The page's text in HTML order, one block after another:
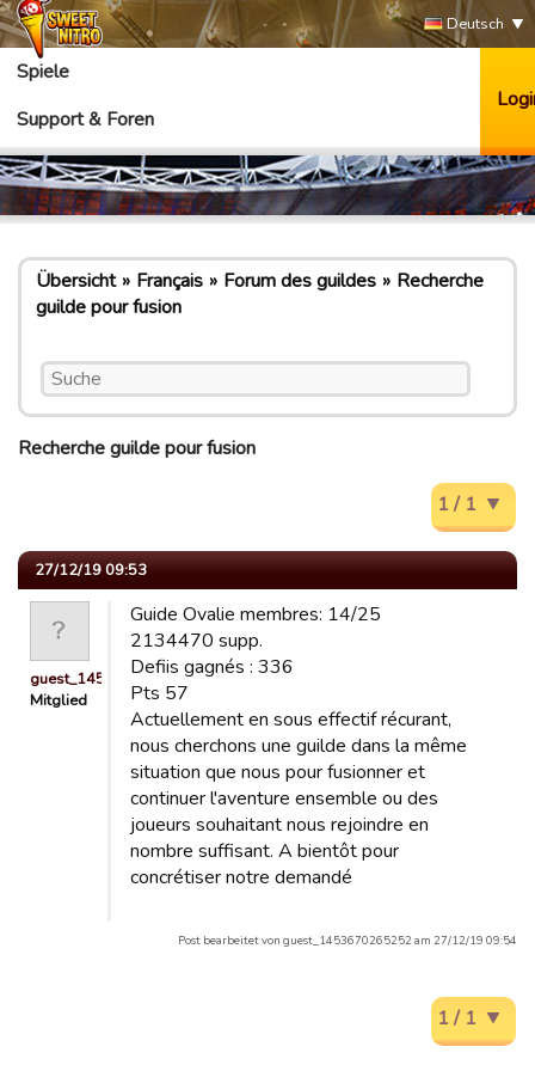
Deutsch
Spiele
Support & Foren
Übersicht Français Forum des guildes
Recherche
guilde pour fusion
Recherche guilde pour fusion
1 / 1
27/12/19 09:53
guest_1453670265252
Mitglied
Guide Ovalie membres: 14/25
2134470 supp.
Defiis gagnés : 336
Pts 57
Actuellement en sous effectif récurant,
nous cherchons une guilde dans la même
situation que nous pour fusionner et
continuer l'aventure ensemble ou des
joueurs souhaitant nous rejoindre en
nombre suffisant. A bientôt pour
concrétiser notre demandé
Post bearbeitet von guest_1453670265252 am 27/12/19 09:54
1 / 1